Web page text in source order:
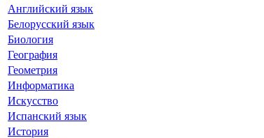
Английский язык
Белорусский язык
Биология
География
Геометрия
Информатика
Искусство
Испанский язык
История